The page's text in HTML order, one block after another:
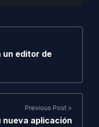
un editor de
Previous Post >
nueva aplicación